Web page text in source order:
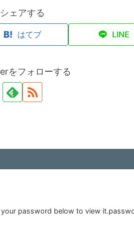
シェアする
はてブ LINE
をフォローする
password below to view